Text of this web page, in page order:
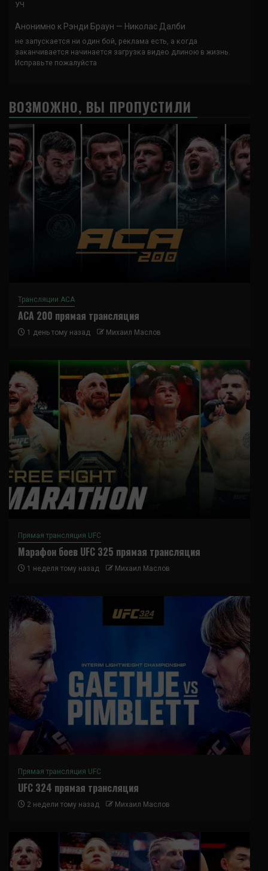
УЧ
Анонимно к Рэнди Браун — Николас Далби
не запускается ни один бой, реклама есть, а когда
заканчивается начинается загрузка видео длиною в жизнь.
Исправьте пожалуйста
ВОЗМОЖНО, ВЫ ПРОПУСТИЛИ
Трансляции ACA
ACA 200 прямая трансляция
1 день тому назад Михаил Маслов
Прямая трансляция UFC
Марафон боев UFC 325 прямая трансляция
1 неделя тому назад Михаил Маслов
Прямая трансляция UFC
UFC 324 прямая трансляция
2 недели тому назад Михаил Маслов